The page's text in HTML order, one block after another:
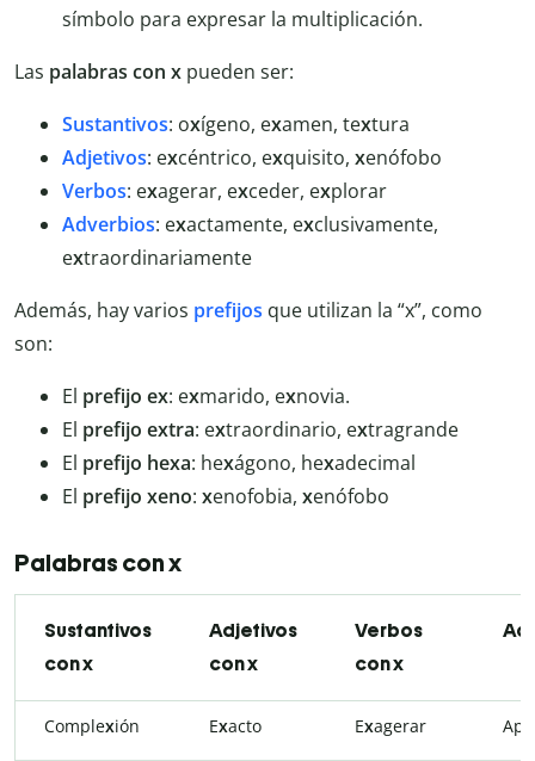
símbolo para expresar la multiplicación.
Las palabras con x pueden ser:
Sustantivos: oxígeno, examen, textura
Adjetivos: excéntrico, exquisito, xenófobo
Verbos: exagerar, exceder, explorar
Adverbios: exactamente, exclusivamente,
extraordinariamente
Además, hay varios prefijos que utilizan la “x”, como
son:
El prefijo ex: exmarido, exnovia.
El prefijo extra: extraordinario, extragrande
El prefijo hexa: hexágono, hexadecimal
El prefijo xeno: xenofobia, xenófobo
Palabras con x
Sustantivos
con x
Adjetivos
con x
Verbos
con x
Complexión Exacto Exagerar